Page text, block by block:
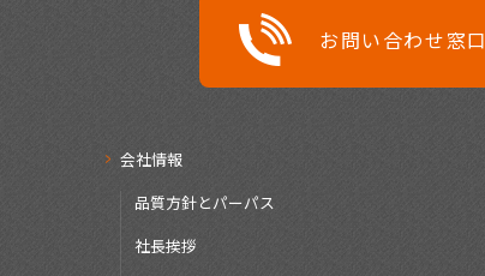
お問い合わせ窓口
会社情報
品質方針とパーパス
社長挨拶